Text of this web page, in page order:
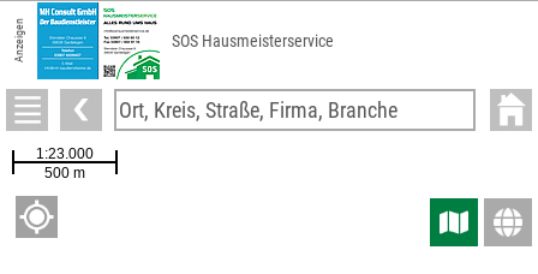
Anzeigen SOS Hausmeisterservice